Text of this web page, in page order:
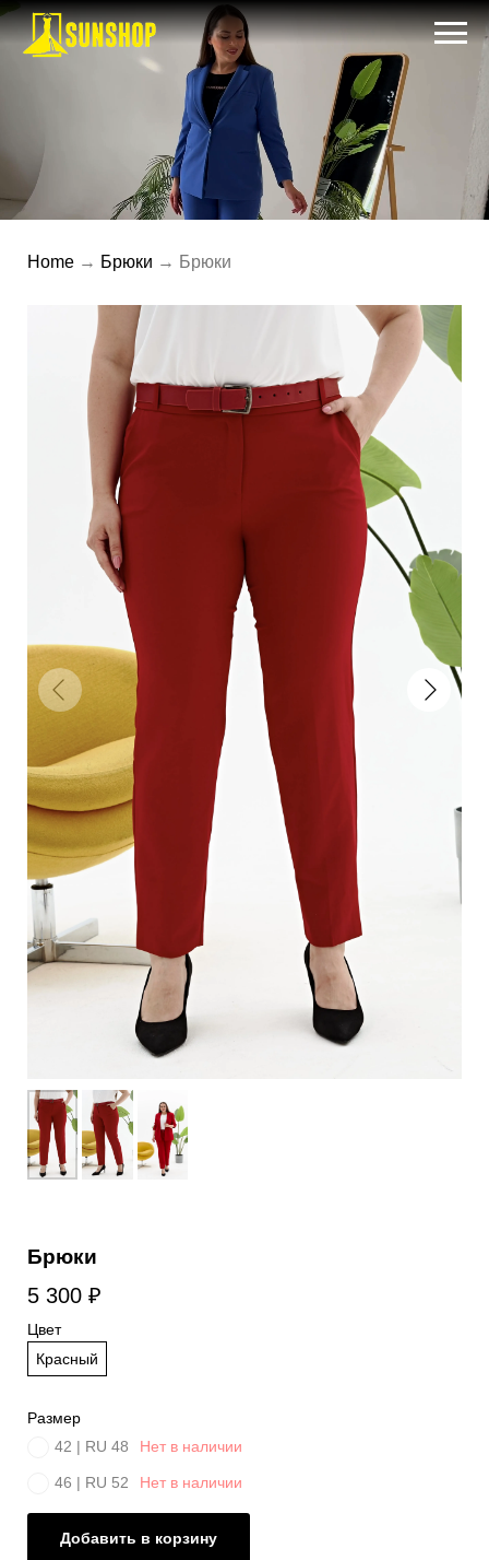
Home → Брюки → Брюки
Брюки
5 300 ₽
Цвет
Красный
Размер
42 | RU 48
Нет в наличии
46 | RU 52 Нет в наличии
Добавить в корзину